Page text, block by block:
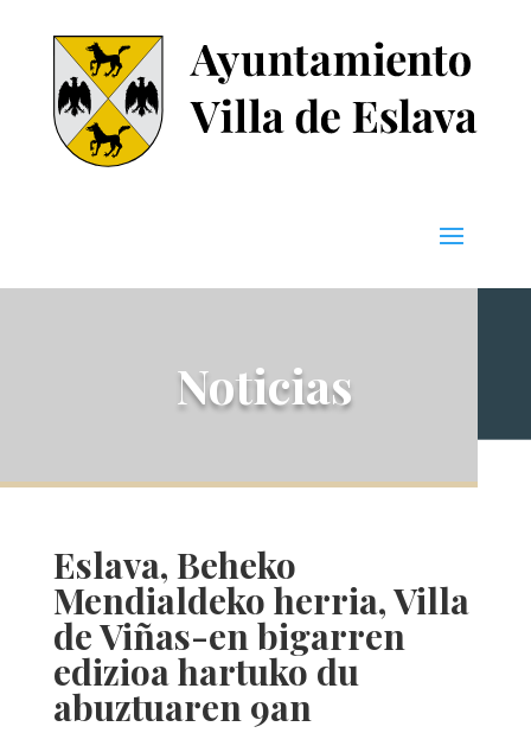
Noticias
Eslava, Beheko
Mendialdeko herria, Villa
de Viñas-en bigarren
edizioa hartuko du
abuztuaren 9an